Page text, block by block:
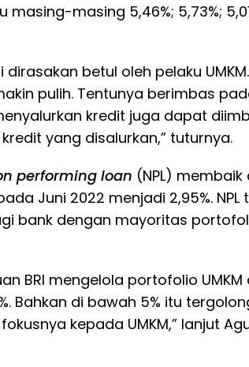
masing 5,46%; 5,73%;
betul oleh pelaku
pulih. Tentunya berimbas
kredit juga dapat
yang disalurkan,” tuturnya.
performing loan (NPL)
Juni 2022 menjadi 2,95%. NPL
bank dengan mayoritas
BRI mengelola portofolio
Bahkan di bawah 5% itu
kepada UMKM,” lanjut